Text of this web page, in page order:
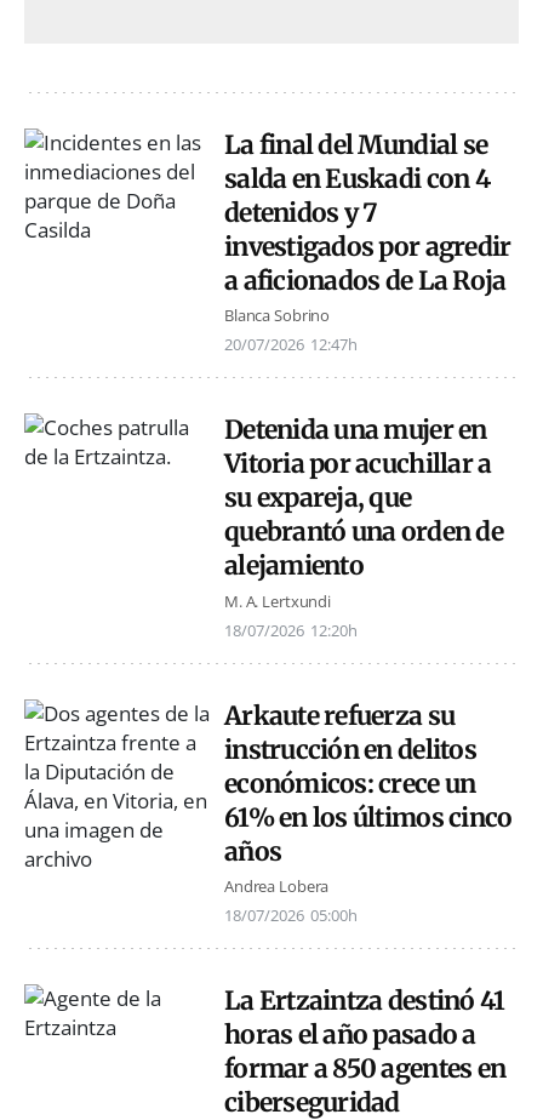
La final del Mundial se
salda en Euskadi con 4
detenidos y 7
investigados por agredir
a aficionados de La Roja
Blanca Sobrino
20/07/2026 12:47h
Detenida una mujer en
Vitoria por acuchillar a
su expareja, que
quebrantó una orden de
alejamiento
M. A. Lertxundi
18/07/2026 12:20h
Arkaute refuerza su
instrucción en delitos
económicos: crece un
61% en los últimos cinco
años
Andrea Lobera
18/07/2026 05:00h
La Ertzaintza destinó 41
horas el año pasado a
formar a 850 agentes en
ciberseguridad